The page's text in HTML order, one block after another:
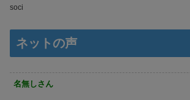
soci
ネットの声
名無しさん